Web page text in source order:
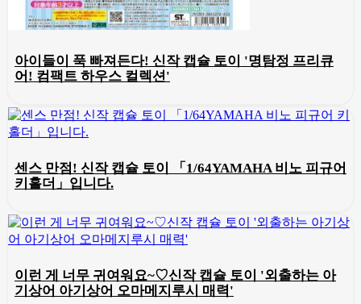
아이들이 푹 빠져든다! 신작 캡슐 토이 '명탐정 프리큐
어! 컴팩트 하우스 컬렉션'
센스 만점! 신작 캡슐 토이 「1/64YAMAHA 비노 피규어
키홀더」입니다.
이런 게 너무 귀여워요~♡신작 캡슐 토이 '외출하는 아
기상어 아기상어 오마메지루시 매력'